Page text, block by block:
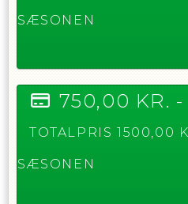
SÆSONEN
750,00 KR. -
TOTALPRIS 1500,00
SÆSONEN